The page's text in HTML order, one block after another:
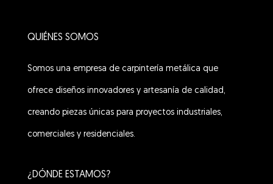
QUIÉNES SOMOS
Somos una empresa de carpintería metálica que
ofrece diseños innovadores y artesanía de calidad,
creando piezas únicas para proyectos industriales,
comerciales y residenciales.
¿DÓNDE ESTAMOS?